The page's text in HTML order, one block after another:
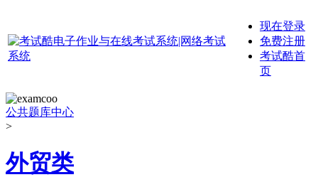
现在登录
免费注册
考试酷首
页
公共题库中心
>
外贸类